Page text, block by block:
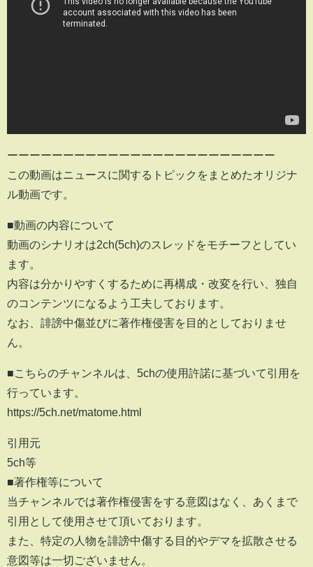
ーーーーーーーーーーーーーーーーーーーーーーーー
この動画はニュースに関するトピックをまとめたオリジナ
ル動画です。
■動画の内容について
動画のシナリオは2ch(5ch)のスレッドをモチーフとしてい
ます。
内容は分かりやすくするために再構成・改変を行い、独自
のコンテンツになるよう工夫しております。
なお、誹謗中傷並びに著作権侵害を目的としておりませ
ん。
■こちらのチャンネルは、5chの使用許諾に基づいて引用を
行っています。
https://5ch.net/matome.html
引用元
5ch等
■著作権等について
当チャンネルでは著作権侵害をする意図はなく、あくまで
引用として使用させて頂いております。
また、特定の人物を誹謗中傷する目的やデマを拡散させる
意図等は一切ございません。